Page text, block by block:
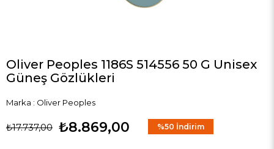
Oliver Peoples 1186S 514556 50 G Unisex
Güneş Gözlükleri
Marka : Oliver Peoples
₺17.737,00 ₺8.869,00 %50 İndirim